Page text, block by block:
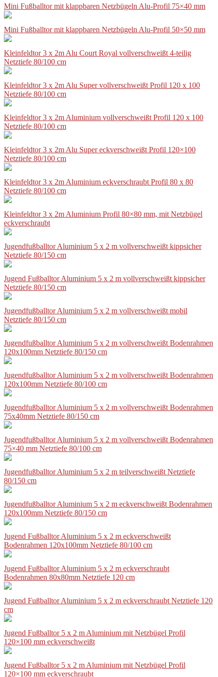
Mini Fußballtor mit klappbaren Netzbügeln Alu-Profil 75×40 mm
Mini Fußballtor mit klappbaren Netzbügeln Alu-Profil 50×50 mm
Kleinfeldtor 3 x 2m Alu Court Royal vollverschweißt 4-teilig
Netztiefe 80/100 cm
Kleinfeldtor 3 x 2m Alu Super vollverschweißt Profil 120 x 100
Netztiefe 80/100 cm
Kleinfeldtor 3 x 2m Aluminium vollverschweißt Profil 120 x 100
Netztiefe 80/100 cm
Kleinfeldtor 3 x 2m Alu Super eckverschweißt Profil 120×100
Netztiefe 80/100 cm
Kleinfeldtor 3 x 2m Aluminium eckverschraubt Profil 80 x 80
Netztiefe 80/100 cm
Kleinfeldtor 3 x 2m Aluminium Profil 80×80 mm, mit Netzbügel
eckverschraubt
Jugendfußballtor Aluminium 5 x 2 m vollverschweißt kippsicher
Netztiefe 80/150 cm
Jugend Fußballtor Aluminium 5 x 2 m vollverschweißt kippsicher
Netztiefe 80/150 cm
Jugendfußballtor Aluminium 5 x 2 m vollverschweißt mobil
Netztiefe 80/150 cm
Jugendfußballtor Aluminium 5 x 2 m vollverschweißt Bodenrahmen
120x100mm Netztiefe 80/150 cm
Jugendfußballtor Aluminium 5 x 2 m vollverschweißt Bodenrahmen
120x100mm Netztiefe 80/100 cm
Jugendfußballtor Aluminium 5 x 2 m vollverschweißt Bodenrahmen
75x40mm Netztiefe 80/150 cm
Jugendfußballtor Aluminium 5 x 2 m vollverschweißt Bodenrahmen
75×40 mm Netztiefe 80/100 cm
Jugendfußballtor Aluminium 5 x 2 m teilverschweißt Netztiefe
80/150 cm
Jugendfußballtor Aluminium 5 x 2 m eckverschweißt Bodenrahmen
120x100mm Netztiefe 80/150 cm
Jugend Fußballtor Aluminium 5 x 2 m eckverschweißt
Bodenrahmen 120x100mm Netztiefe 80/100 cm
Jugend Fußballtor Aluminium 5 x 2 m eckverschraubt
Bodenrahmen 80x80mm Netztiefe 120 cm
Jugend Fußballtor Aluminium 5 x 2 m eckverschraubt Netztiefe 120
cm
Jugend Fußballtor 5 x 2 m Aluminium mit Netzbügel Profil
120×100 mm eckverschweißt
Jugend Fußballtor 5 x 2 m Aluminium mit Netzbügel Profil
120×100 mm eckverschraubt